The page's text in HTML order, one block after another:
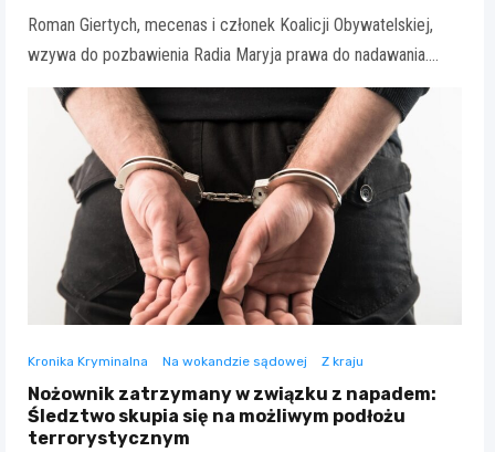
Roman Giertych, mecenas i członek Koalicji Obywatelskiej,
wzywa do pozbawienia Radia Maryja prawa do nadawania.…
Kronika Kryminalna Na wokandzie sądowej Z kraju
Nożownik zatrzymany w związku z napadem:
Śledztwo skupia się na możliwym podłożu
terrorystycznym